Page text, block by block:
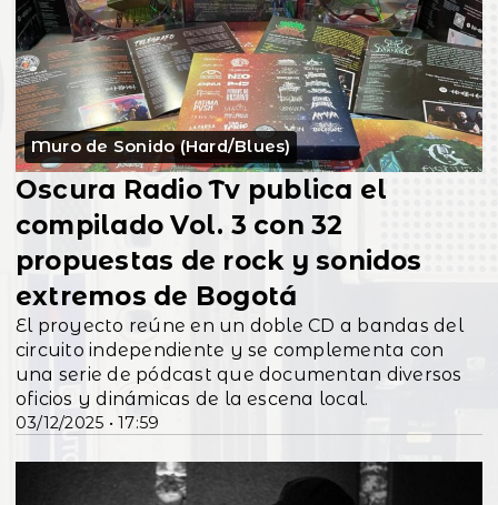
Muro de Sonido (Hard/Blues)
03/12/2025 • 17:59
Oscura Radio Tv publica el
compilado Vol. 3 con 32
propuestas de rock y sonidos
extremos de Bogotá
El proyecto reúne en un doble CD a bandas del
circuito independiente y se complementa con
una serie de pódcast que documentan diversos
oficios y dinámicas de la escena local.